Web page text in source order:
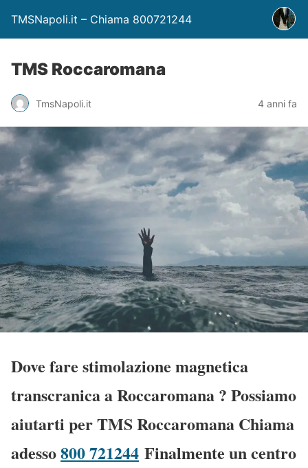
TMSNapoli.it – Chiama 800721244
TMS Roccaromana
TmsNapoli.it 4 anni fa
Dove fare stimolazione magnetica
transcranica a Roccaromana ? Possiamo
aiutarti per TMS Roccaromana Chiama
adesso800 721244 Finalmente un centro